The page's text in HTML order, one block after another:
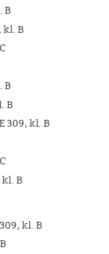
B
kl. B
B
B
309, kl. B
kl. B
kl. B